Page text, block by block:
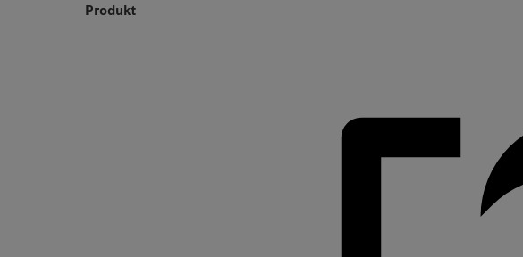
Produkt